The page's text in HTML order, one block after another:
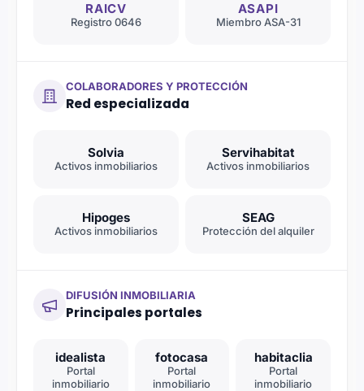
RAICV
Registro 0646
ASAPI
Miembro ASA-31
COLABORADORES Y PROTECCIÓN
Red especializada
Solvia
Activos inmobiliarios
Servihabitat
Activos inmobiliarios
Hipoges
Activos inmobiliarios
SEAG
Protección del alquiler
DIFUSIÓN INMOBILIARIA
Principales portales
idealista
Portal
inmobiliario
fotocasa
Portal
inmobiliario
habitaclia
Portal
inmobiliario